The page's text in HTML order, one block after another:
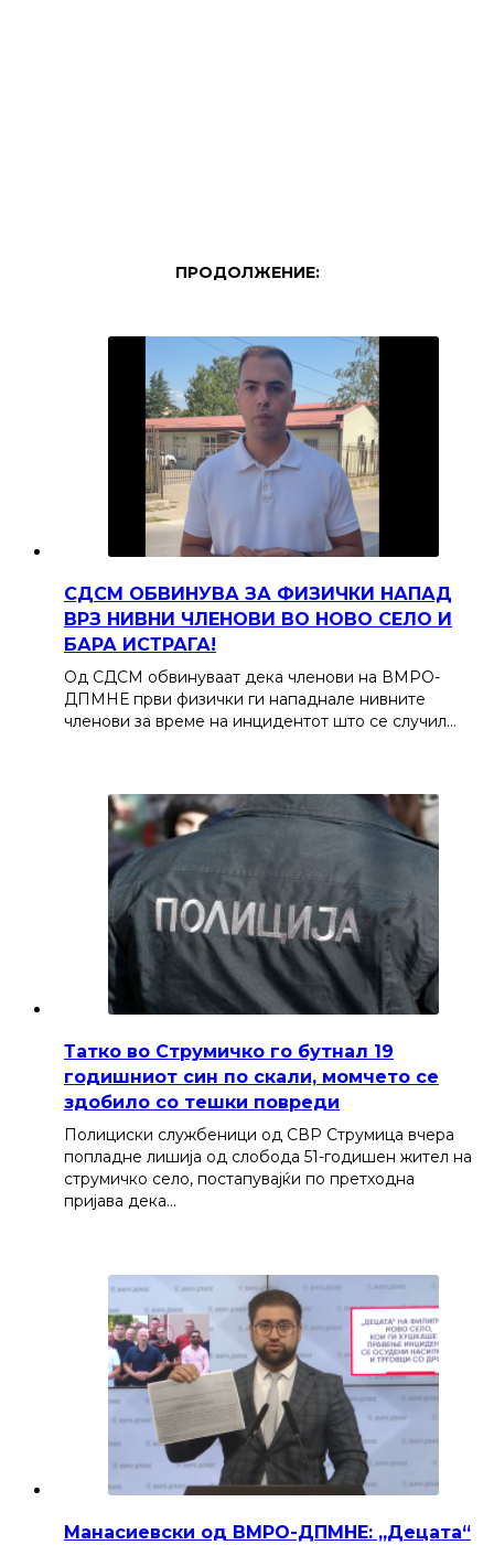
ПРОДОЛЖЕНИЕ:
СДСМ ОБВИНУВА ЗА ФИЗИЧКИ НАПАД
ВРЗ НИВНИ ЧЛЕНОВИ ВО НОВО СЕЛО И
БАРА ИСТРАГА!
Од СДСМ обвинуваат дека членови на ВМРО-
ДПМНЕ први физички ги нападнале нивните
членови за време на инцидентот што се случил…
Татко во Струмичко го бутнал 19
годишниот син по скали, момчето се
здобило со тешки повреди
Полициски службеници од СВР Струмица вчера
попладне лишија од слобода 51-годишен жител на
струмичко село, постапувајќи по претходна
пријава дека…
Манасиевски од ВМРО-ДПМНЕ: „Децата“